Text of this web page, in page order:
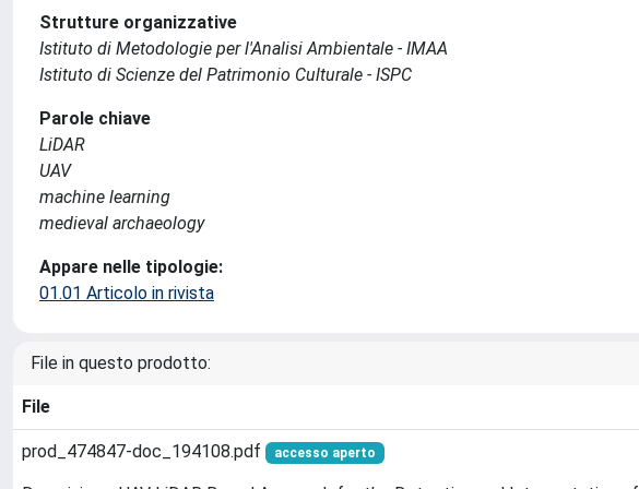
Strutture organizzative
Istituto di Metodologie per l'Analisi Ambientale - IMAA
Istituto di Scienze del Patrimonio Culturale - ISPC
Parole chiave
LiDAR
UAV
machine learning
medieval archaeology
Appare nelle tipologie:
01.01 Articolo in rivista
File in questo prodotto:
File
prod_474847-doc_194108.pdf accesso aperto